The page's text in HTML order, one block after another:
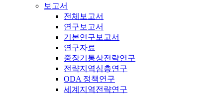
보고서
전체보고서
연구보고서
기본연구보고서
연구자료
중장기통상전략연구
전략지역심층연구
ODA 정책연구
세계지역전략연구